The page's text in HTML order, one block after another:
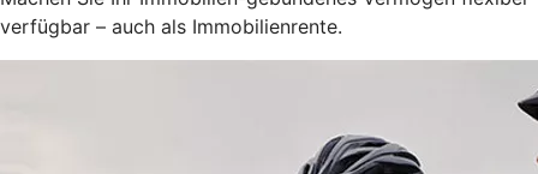
verfügbar – auch als Immobilienrente.